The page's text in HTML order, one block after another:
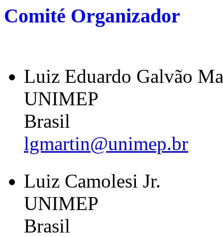
Comité Organizador
Luiz Eduardo Galvão
UNIMEP
Brasil
lgmartin@unimep.br
Luiz Camolesi Jr.
UNIMEP
Brasil